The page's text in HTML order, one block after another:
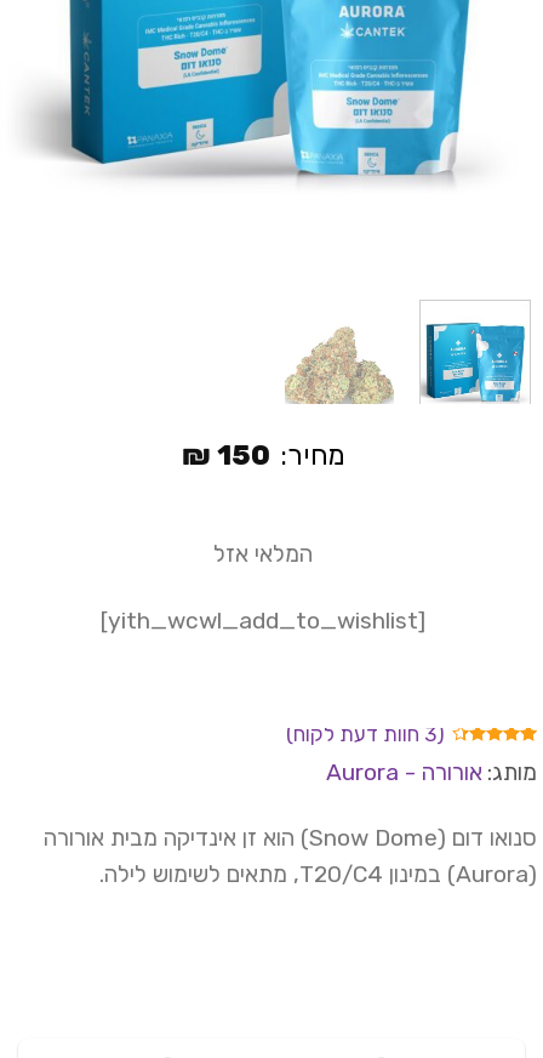
מתוך
(
3חוות דעת לקוח)
אורורה - Aurora
סנואו דום (Snow Dome) הוא זן אינדיקה מבית אורורה
מחיר: 150
₪
המלאי אזל